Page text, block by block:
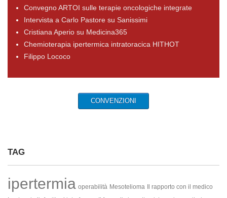
Convegno ARTOI sulle terapie oncologiche integrate
Intervista a Carlo Pastore su Sanissimi
Cristiana Aperio su Medicina365
Chemioterapia ipertermica intratoracica HITHOT
Filippo Lococo
CONVENZIONI
TAG
ipertermia operabilità Mesotelioma
Il rapporto con il medico